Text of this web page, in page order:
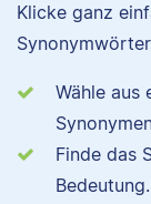
Klicke ganz
Wähle aus
Finde das
Bedeutung.